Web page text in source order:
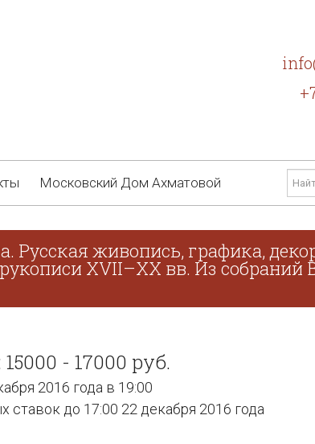
Московский Дом Ахматовой
живопись, графика,
XVII–XX вв. Из
- 17000 руб.
2016 года в 19:00
ставок до 17:00 22 декабря 2016 года